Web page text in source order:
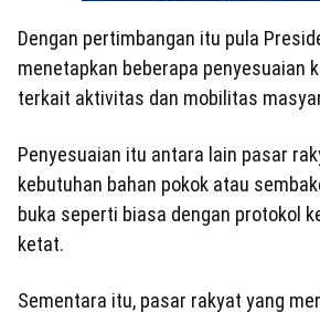
Dengan pertimbangan itu pula
menetapkan beberapa penyesuaian
terkait aktivitas dan mobilitas
Penyesuaian itu antara lain pasar
kebutuhan bahan pokok atau
buka seperti biasa dengan protokol
ketat.
Sementara itu, pasar rakyat yang